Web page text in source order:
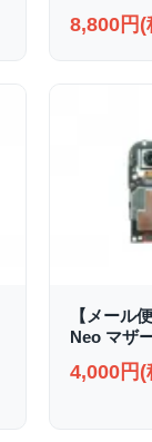
8,800円(
【メール
Neo マザ
4,000円(